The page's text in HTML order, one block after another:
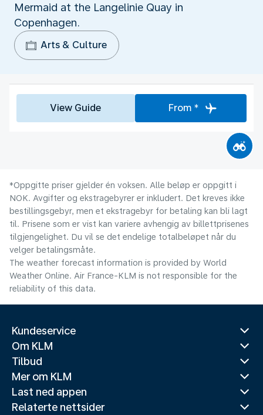
Mermaid at the Langelinie Quay in
Copenhagen.
Arts & Culture
View Guide From *
*Oppgitte priser gjelder én voksen. Alle beløp er oppgitt i
NOK. Avgifter og ekstragebyrer er inkludert. Det kreves ikke
bestillingsgebyr, men et ekstragebyr for betaling kan bli lagt
til. Prisene som er vist kan variere avhengig av billettprisenes
tilgjengelighet. Du vil se det endelige totalbeløpet når du
velger betalingsmåte.
The weather forecast information is provided by World
Weather Online. Air France-KLM is not responsible for the
reliability of this data.
Kundeservice
Om KLM
Tilbud
Mer om KLM
Last ned appen
Relaterte nettsider